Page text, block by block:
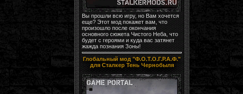
Вы прошли всю игру, но Вам хочется
еще? Этот мод покажет вам, что
произошло после окончания
основного сюжета Чистого Неба, что
будет с героями и куда вас затянет
жажда познания Зоны!
Глобальный мод "Ф.О.Т.О.Г.Р.А.Ф."
для Сталкер Тень Чернобыля